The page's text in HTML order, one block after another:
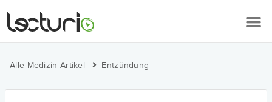
Alle Medizin Artikel Entzündung